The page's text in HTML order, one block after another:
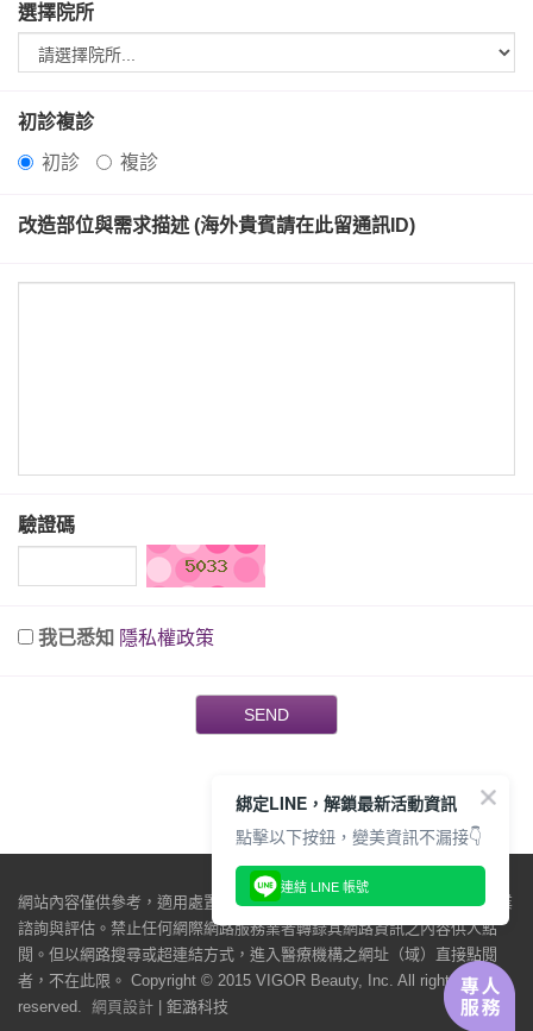
選擇院所
初診複診
初診
複診
改造部位與需求描述 (海外貴賓請在此留通訊ID)
驗證碼
我已悉知 隱私權政策
SEND
網站內容僅供參考，適用處置與效果因人而異，仍必須由醫師當面做專業
諮詢與評估。禁止任何網際網路服務業者轉錄其網路資訊之內容供人點
閱。但以網路搜尋或超連結方式，進入醫療機構之網址（域）直接點閱
者，不在此限。 Copyright © 2015 VIGOR Beauty, Inc. All rights
reserved. 網頁設計 | 鉅潞科技
綁定LINE，解鎖最新活動資訊
點擊以下按鈕，變美資訊不漏接👇
連結 LINE 帳號